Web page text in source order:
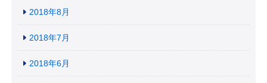
2018年8月
2018年7月
2018年6月